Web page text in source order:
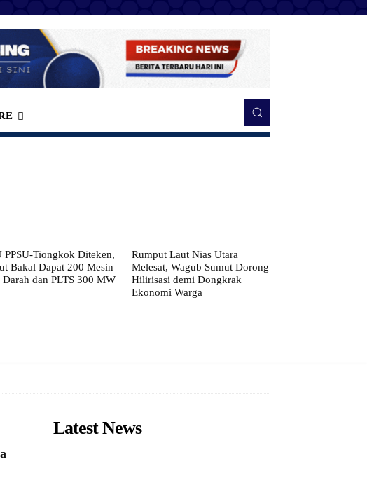
PPSU-Tiongkok Diteken,
Bakal Dapat 200 Mesin
Darah dan PLTS 300 MW
Rumput Laut Nias Utara
Melesat, Wagub Sumut Dorong
Hilirisasi demi Dongkrak
Ekonomi Warga
Latest News